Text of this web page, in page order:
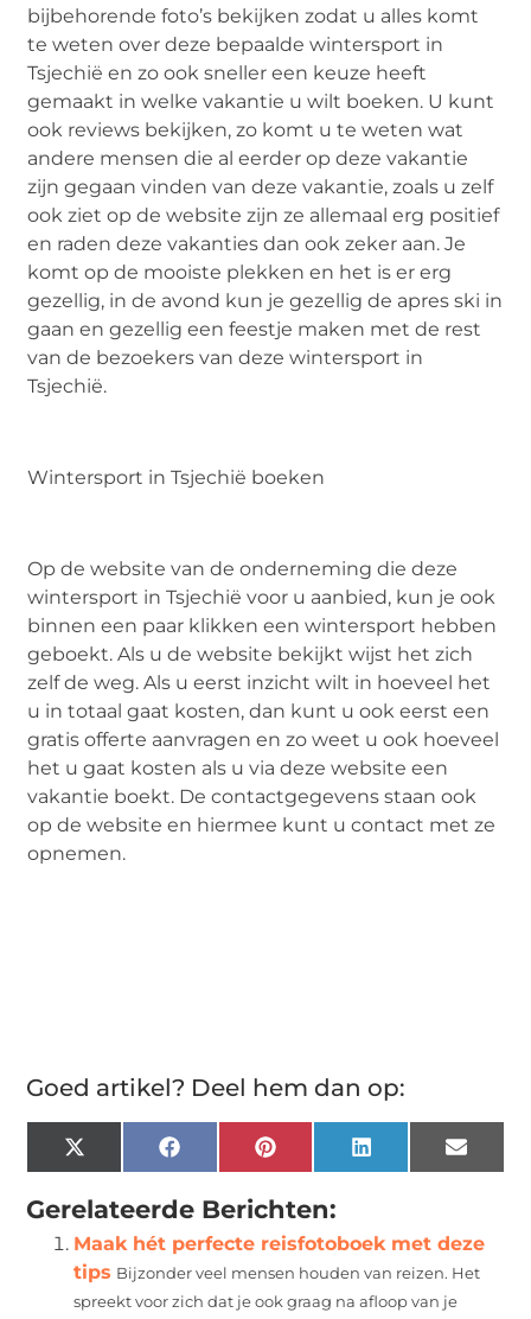
bijbehorende foto’s bekijken zodat u alles komt
te weten over deze bepaalde wintersport in
Tsjechië en zo ook sneller een keuze heeft
gemaakt in welke vakantie u wilt boeken. U kunt
ook reviews bekijken, zo komt u te weten wat
andere mensen die al eerder op deze vakantie
zijn gegaan vinden van deze vakantie, zoals u zelf
ook ziet op de website zijn ze allemaal erg positief
en raden deze vakanties dan ook zeker aan. Je
komt op de mooiste plekken en het is er erg
gezellig, in de avond kun je gezellig de apres ski in
gaan en gezellig een feestje maken met de rest
van de bezoekers van deze wintersport in
Tsjechië.
Wintersport in Tsjechië boeken
Op de website van de onderneming die deze
wintersport in Tsjechië voor u aanbied, kun je ook
binnen een paar klikken een wintersport hebben
geboekt. Als u de website bekijkt wijst het zich
zelf de weg. Als u eerst inzicht wilt in hoeveel het
u in totaal gaat kosten, dan kunt u ook eerst een
gratis offerte aanvragen en zo weet u ook hoeveel
het u gaat kosten als u via deze website een
vakantie boekt. De contactgegevens staan ook
op de website en hiermee kunt u contact met ze
opnemen.
Goed artikel? Deel hem dan op:
X
(Twitter)
FacebookPinterest LinkedIn Email
Gerelateerde Berichten:
Maak hét perfecte reisfotoboek met deze
tips Bijzonder veel mensen houden van reizen. Het
spreekt voor zich dat je ook graag na afloop van je